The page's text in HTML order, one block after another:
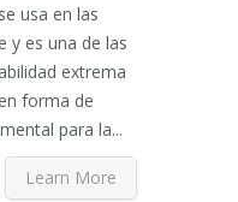
usa en las
y es una de las
extrema
forma de
para la...
Learn More